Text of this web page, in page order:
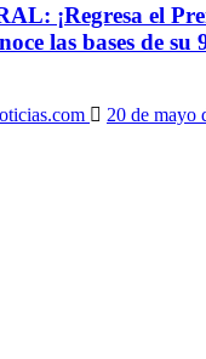
¡Regresa el
las bases de su
20 de mayo